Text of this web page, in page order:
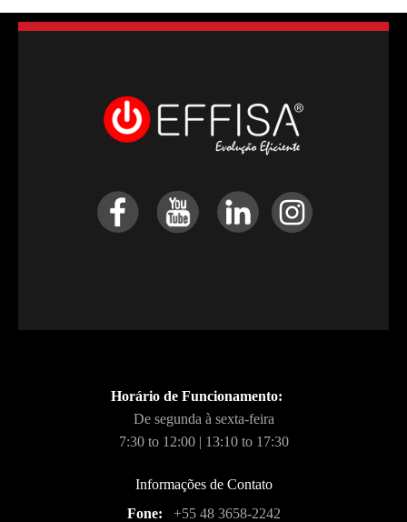
Horário de Funcionamento:
De segunda à sexta-feira
7:30 to 12:00 | 13:10 to 17:30
Informações de Contato
Fone:
+55 48 3658-2242